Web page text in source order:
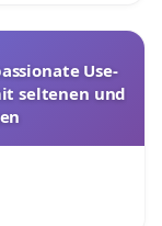
Use-
seltenen und